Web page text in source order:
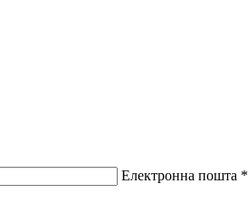
Електронна пошта *